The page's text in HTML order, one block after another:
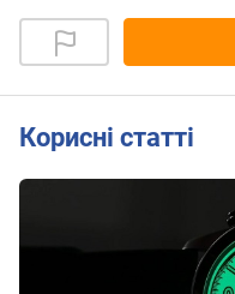
Корисні статті